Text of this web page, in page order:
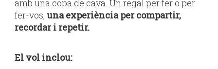
amb una copa de cava. Un regal per fer o per
fer-vos, una experiència per compartir,
recordar i repetir.
El vol inclou: